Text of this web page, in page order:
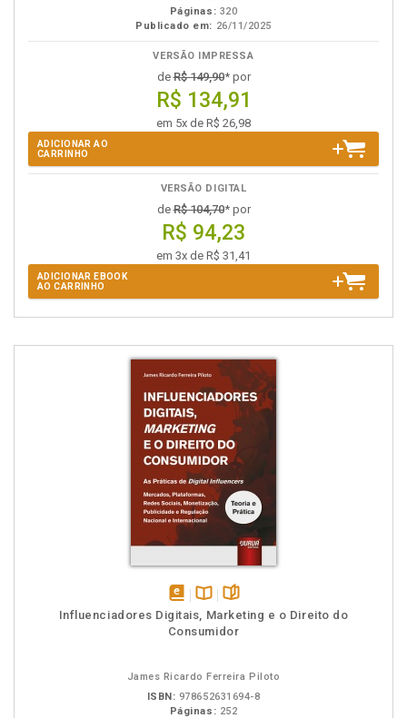
Páginas: 320
Publicado em: 26/11/2025
VERSÃO IMPRESSA
deR$ 149,90* por
R$ 134,91
em 5x de R$ 26,98
ADICIONAR AO
CARRINHO
VERSÃO DIGITAL
deR$ 104,70* por
R$ 94,23
em 3x de R$ 31,41
ADICIONAR EBOOK
AO CARRINHO
disponível
em
Disponível
na
páginas
Influenciadores Digitais, Marketing e o Direito do
Consumidor
James Ricardo Ferreira Piloto
ISBN: 978652631694-8
Páginas: 252